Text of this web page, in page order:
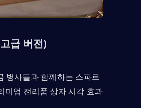
급 버전)
병사들과 함께하는 스파르
미엄 전리품 상자 시각 효과